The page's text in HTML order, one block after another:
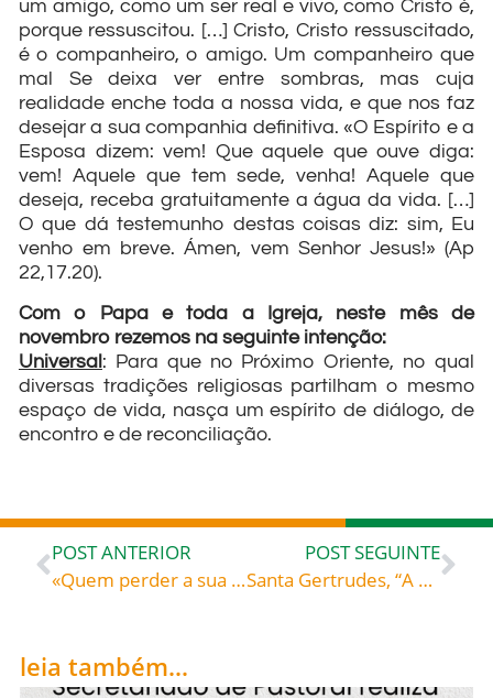
um amigo, como um ser real e vivo, como Cristo é,
porque ressuscitou. […] Cristo, Cristo ressuscitado,
é o companheiro, o amigo. Um companheiro que
mal Se deixa ver entre sombras, mas cuja
realidade enche toda a nossa vida, e que nos faz
desejar a sua companhia definitiva. «O Espírito e a
Esposa dizem: vem! Que aquele que ouve diga:
vem! Aquele que tem sede, venha! Aquele que
deseja, receba gratuitamente a água da vida. […]
O que dá testemunho destas coisas diz: sim, Eu
venho em breve. Ámen, vem Senhor Jesus!» (Ap
22,17.20).
Com o Papa e toda a Igreja, neste mês de
novembro rezemos na seguinte intenção:
Universal: Para que no Próximo Oriente, no qual
diversas tradições religiosas partilham o mesmo
espaço de vida, nasça um espírito de diálogo, de
encontro e de reconciliação.
POST ANTERIOR
«Quem perder a sua vida há de salvá-la» – Santa Faustina Kowalska (1905-1938), religiosa Diário, § 1230
POST SEGUINTE
Santa Gertrudes, “A Grande” (1256-1302), e Santa Margarida da Escócia (1046-1093), celebradas hoje, 16, rogai por todos nós!
leia também...